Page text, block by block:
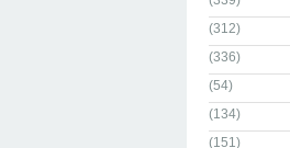
(312)
(336)
(54)
(134)